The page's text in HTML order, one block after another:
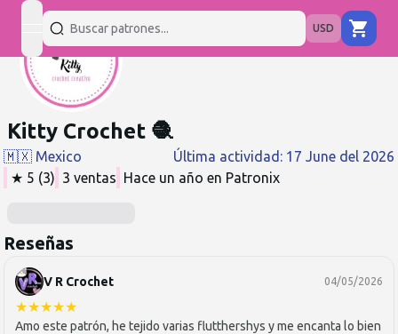
open navigation menu
USD
Kitty Crochet 🧶
🇲🇽 Mexico Última actividad : 17 June del 2026
★ 5 (3) 3 ventas Hace un año en Patronix
Reseñas
V R Crochet 04/05/2026
★★★★★
Amo este patrón, he tejido varias flutthershys y me encanta lo bien